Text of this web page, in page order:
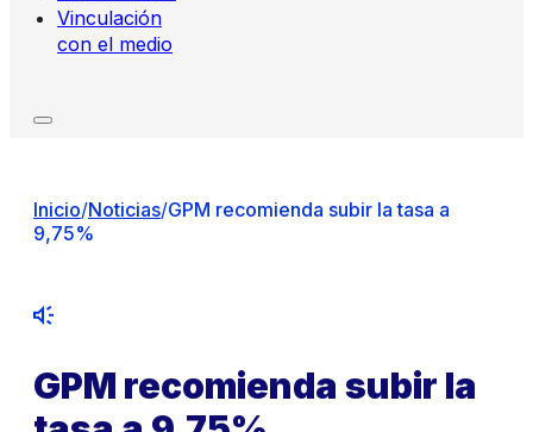
Vinculación
con el medio
Inicio/Noticias/GPM recomienda subir la tasa a
9,75%
GPM recomienda subir la